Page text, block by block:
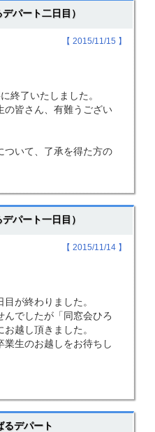
パート二日目）
【 2015/11/15 】
終了いたしました。
の皆さん、有難うござい
いて、了承を得た方の
パート一日目）
【 2015/11/14 】
が終わりました。
んでしたが「同窓会ひろ
越し頂きました。
業生のお越しをお待ちし
るデパート